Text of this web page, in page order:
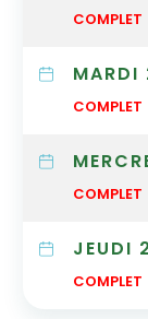
COMPLET
MARDI
COMPLET
COMPLET
JEUDI
COMPLET